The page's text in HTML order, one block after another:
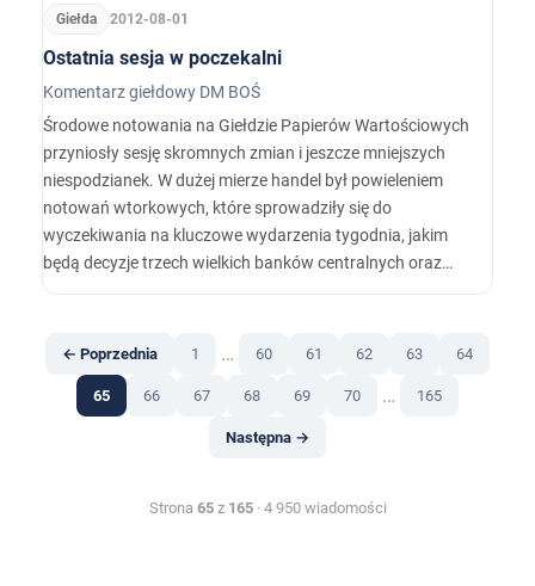
Giełda 2012-08-01
Ostatnia sesja w poczekalni
Komentarz giełdowy DM BOŚ
Środowe notowania na Giełdzie Papierów Wartościowych
przyniosły sesję skromnych zmian i jeszcze mniejszych
niespodzianek. W dużej mierze handel był powieleniem
notowań wtorkowych, które sprowadziły się do
wyczekiwania na kluczowe wydarzenia tygodnia, jakim
będą decyzje trzech wielkich banków centralnych oraz
← Poprzednia 1 … 60 61 62 63 64
65 66 67 68 69 70 … 165
Następna →
Strona 65z 165· 4 950 wiadomości